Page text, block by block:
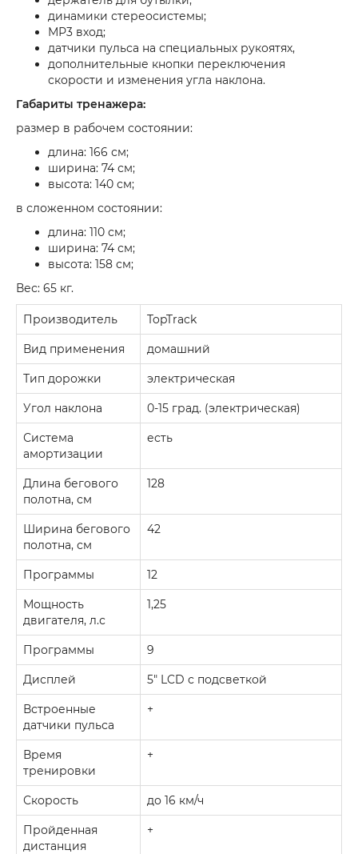
динамики стереосистемы;
МР3 вход;
датчики пульса на специальных рукоятях,
дополнительные кнопки переключения
скорости и изменения угла наклона.
Габариты тренажера:
размер в рабочем состоянии:
длина: 166 см;
ширина: 74 см;
высота: 140 см;
в сложенном состоянии:
длина: 110 см;
ширина: 74 см;
высота: 158 см;
Вес: 65 кг.
Производитель TopTrack
Вид применения домашний
Тип дорожки электрическая
Угол наклона 0-15 град. (электрическая)
Система
амортизации
есть
Длина бегового
полотна, см
128
Ширина бегового
полотна, см
42
Прoграммы 12
Мощность
двигателя, л.с
1,25
Программы 9
Дисплей 5" LCD с подсветкой
Встроенные
датчики пульса
+
Время
тренировки
+
Скорость до 16 км/ч
Пройденная
дистанция
+